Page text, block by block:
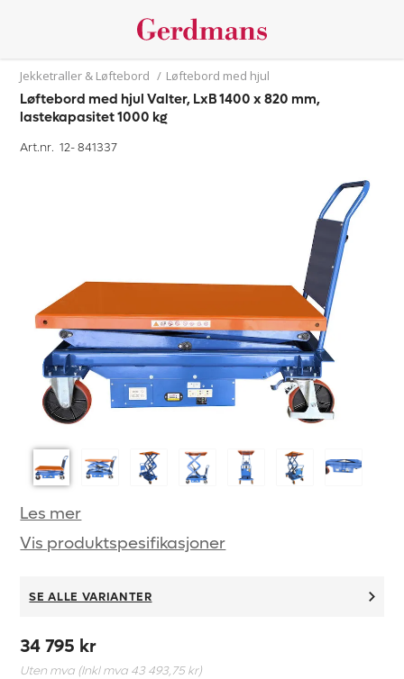
Jekketraller & Løftebord / Løftebord med hjul
Løftebord med hjul Valter, LxB 1400 x 820 mm,
lastekapasitet 1000 kg
Art.nr. 12-841337
Les mer
Vis produktspesifikasjoner
SE ALLE VARIANTER
34 795 kr
Uten mva (Inkl mva 43 493,75 kr)